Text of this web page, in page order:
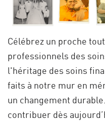
Célébrez un proche
professionnels des
l'héritage des soins
faits à notre mur en
un changement
contribuer dès